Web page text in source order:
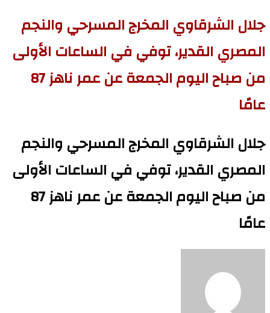
جلال الشرقاوي المخرج المسرحي والنجم
المصري القدير، توفي في الساعات الأولى
من صباح اليوم الجمعة عن عمر ناهز 87
عامًا
جلال الشرقاوي المخرج المسرحي والنجم
المصري القدير، توفي في الساعات الأولى
من صباح اليوم الجمعة عن عمر ناهز 87
عامًا